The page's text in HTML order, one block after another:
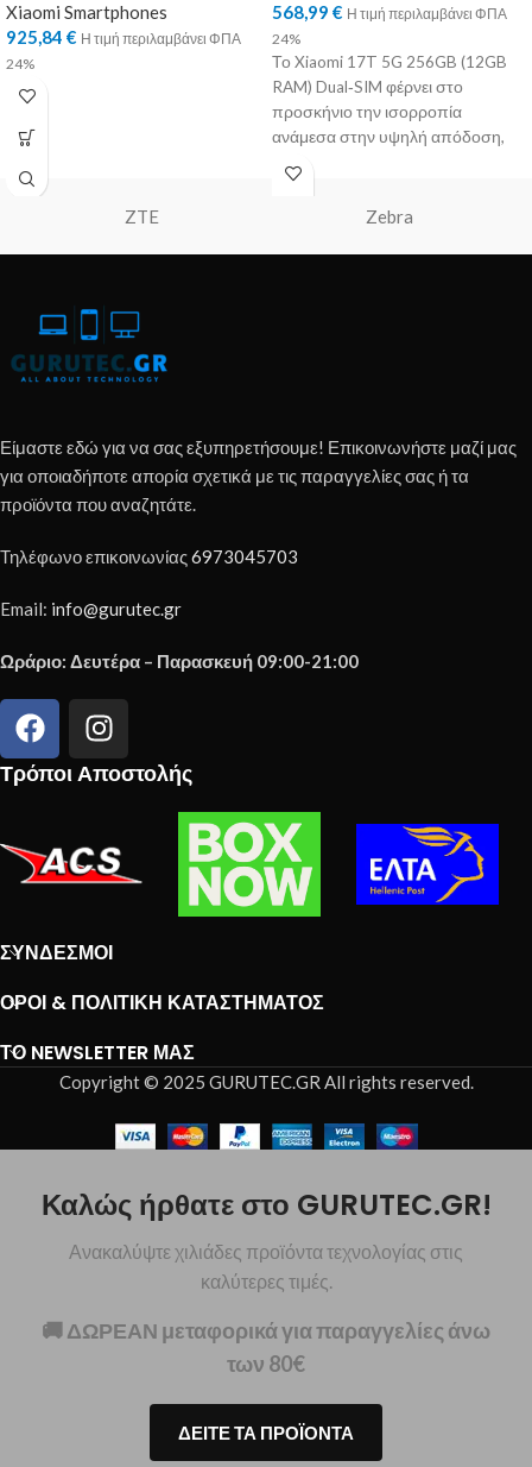
Xiaomi Smartphones
925,84 € Η τιμή περιλαμβάνει ΦΠΑ
24%
568,99 € Η τιμή περιλαμβάνει ΦΠΑ
24%
Το Xiaomi 17T 5G 256GB (12GB
RAM) Dual‑SIM φέρνει στο
προσκήνιο την ισορροπία
ανάμεσα στην υψηλή απόδοση,
την επαγγελματική φωτογραφία
ZTE Zebra
Είμαστε εδώ για να σας εξυπηρετήσουμε! Επικοινωνήστε μαζί μας
για οποιαδήποτε απορία σχετικά με τις παραγγελίες σας ή τα
προϊόντα που αναζητάτε.
Τηλέφωνο επικοινωνίας6973045703
Email: info@gurutec.gr
Ωράριο: Δευτέρα – Παρασκευή 09:00-21:00
Τρόποι Αποστολής
ΣΎΝΔΕΣΜΟΙ
ΌΡΟΙ & ΠΟΛΙΤΙΚΉ ΚΑΤΑΣΤΉΜΑΤΟΣ
ΤΟ NEWSLETTER ΜΑΣ
Copyright © 2025 GURUTEC.GR All rights reserved.
Καλώς ήρθατε στο GURUTEC.GR!
Ανακαλύψτε χιλιάδες προϊόντα τεχνολογίας στις
καλύτερες τιμές.
🚚 ΔΩΡΕΑΝ μεταφορικά για παραγγελίες άνω
των 80€
ΔΕΙΤΕ ΤΑ ΠΡΟΪΟΝΤΑ